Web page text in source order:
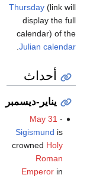
Thursday (link will
display the full
calendar) of the
Julian calendar
أحداث
يناير-ديسمبر
May 31 -
Sigismund is
crowned Holy
Roman
Emperorin